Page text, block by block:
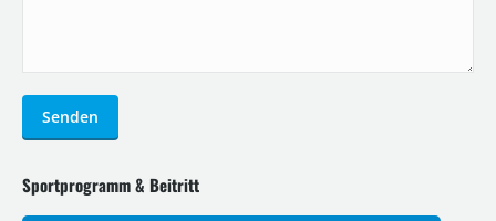
Senden
Sportprogramm & Beitritt